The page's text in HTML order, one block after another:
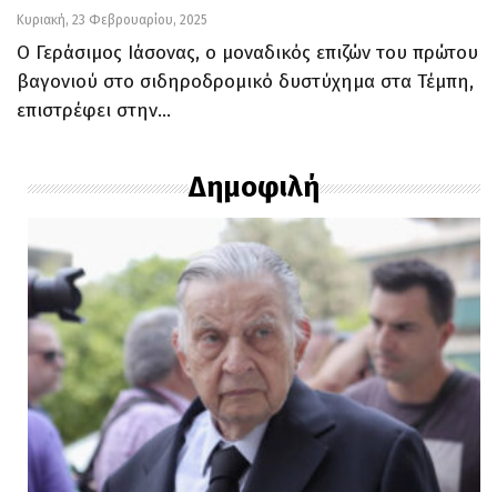
Κυριακή, 23 Φεβρουαρίου, 2025
Ο Γεράσιμος Ιάσονας, ο μοναδικός επιζών του πρώτου
βαγονιού στο σιδηροδρομικό δυστύχημα στα Τέμπη,
επιστρέφει στην…
Δημοφιλή